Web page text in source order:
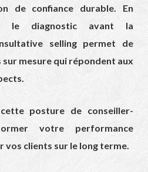
de confiance durable. En
le diagnostic avant la
selling permet de
mesure qui répondent aux
posture de conseiller-
votre performance
vos clients sur le long terme.